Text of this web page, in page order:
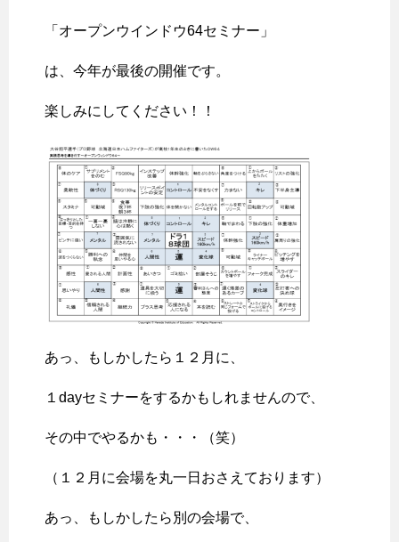
「オープンウインドウ64セミナー」
は、今年が最後の開催です。
楽しみにしてください！！
あっ、もしかしたら１２月に、
１dayセミナーをするかもしれませんので、
その中でやるかも・・・（笑）
（１２月に会場を丸一日おさえております）
あっ、もしかしたら別の会場で、